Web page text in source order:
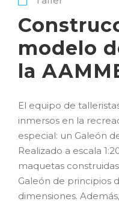
modelo
la
El equipo de
inmersos en la
especial: un Galeón
Realizado a escala
maquetas
Galeón de principios
dimensiones.